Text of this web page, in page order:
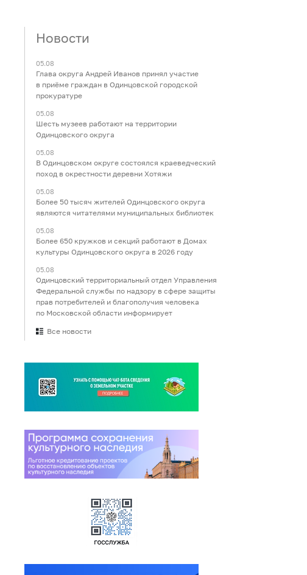
Новости
05.08
Глава округа Андрей Иванов принял участие
в приёме граждан в Одинцовской городской
прокуратуре
05.08
Шесть музеев работают на территории
Одинцовского округа
05.08
В Одинцовском округе состоялся краеведческий
поход в окрестности деревни Хотяжи
05.08
Более 50 тысяч жителей Одинцовского округа
являются читателями муниципальных библиотек
05.08
Более 650 кружков и секций работают в Домах
культуры Одинцовского округа в 2026 году
05.08
Одинцовский территориальный отдел Управления
Федеральной службы по надзору в сфере защиты
прав потребителей и благополучия человека
по Московской области информирует
Все новости